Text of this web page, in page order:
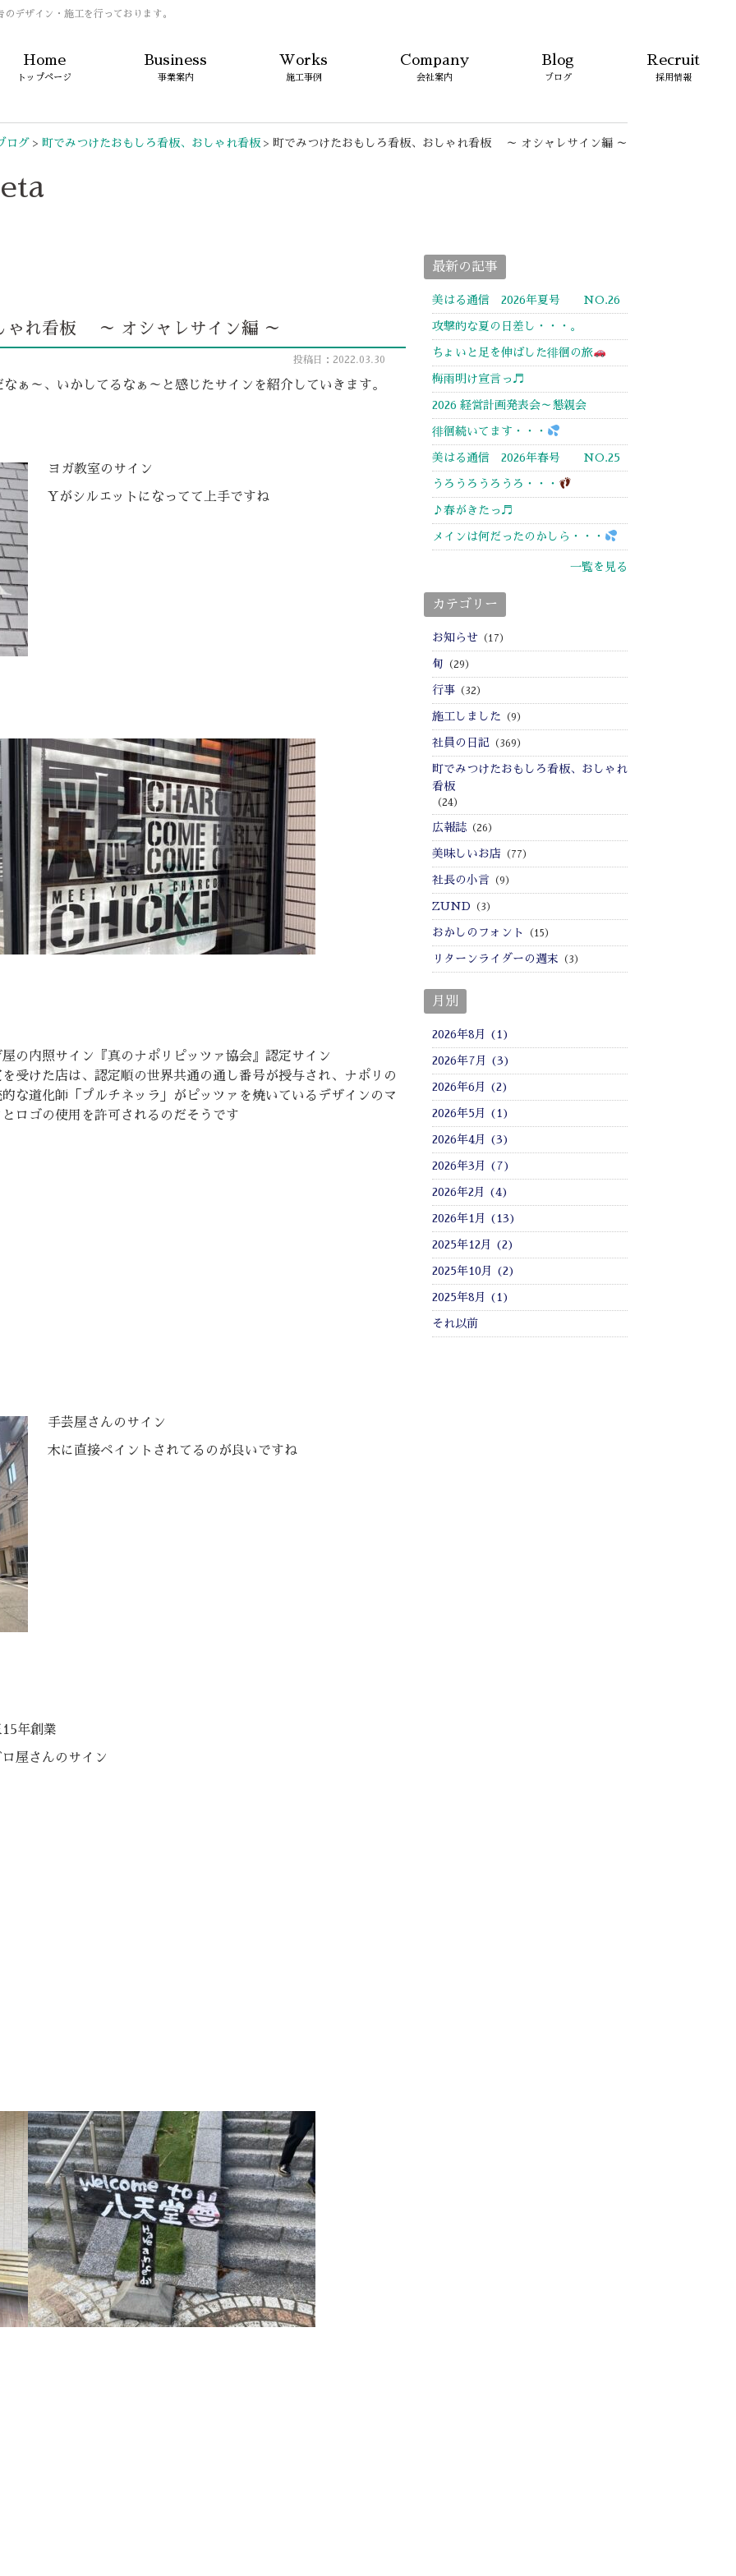
デザイン・施工を行っております。
Home
トップページ
Business
事業案内
Works
施工事例
Company
会社案内
Blog
ブログ
Recruit
採用情報
ログ > 町でみつけたおもしろ看板、おしゃれ看板 > 町でみつけたおもしろ看板、おしゃれ看板 ～ オシャレサイン編 ～
ゃれ看板 ～ オシャレサイン編 ～
投稿日：2022.03.30
ぁ～、いかしてるなぁ～と感じたサインを紹介していきます。
ヨガ教室のサイン
Yがシルエットになってて上手ですね
の内照サイン『真のナポリピッツァ協会』認定サイン
受けた店は、認定順の世界共通の通し番号が授与され、ナポリの
な道化師「プルチネッラ」がピッツァを焼いているデザインのマ
ロゴの使用を許可されるのだそうです
手芸屋さんのサイン
木に直接ペイントされてるのが良いですね
年創業
屋さんのサイン
最新の記事
美はる通信 2026年夏号 NO.26
攻撃的な夏の日差し・・・。
ちょいと足を伸ばした徘徊の旅
梅雨明け宣言っ♬
2026 経営計画発表会～懇親会
徘徊続いてます・・・
美はる通信 2026年春号 NO.25
うろうろうろうろ・・・
♪春がきたっ♬
メインは何だったのかしら・・・
一覧を見る
カテゴリー
お知らせ（17）
旬 （29）
行事（32）
施工しました （9）
社員の日記 （369）
町でみつけたおもしろ看板、おしゃれ
看板
（24）
広報誌（26）
美味しいお店 （77）
社長の小言（9）
ZUND （3）
おかしのフォント （15）
リターンライダーの週末 （3）
月別
2026年8月 (1)
2026年7月 (3)
2026年6月 (2)
2026年5月 (1)
2026年4月 (3)
2026年3月 (7)
2026年2月 (4)
2026年1月 (13)
2025年12月 (2)
2025年10月 (2)
2025年8月 (1)
それ以前